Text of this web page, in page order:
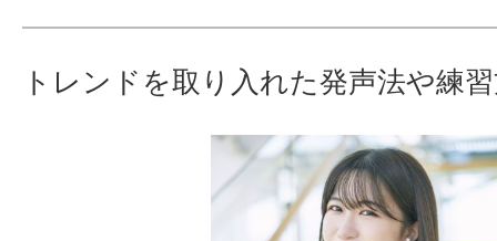
やりたいこ
特集をみる
トレンドを取り入れた発声法や練